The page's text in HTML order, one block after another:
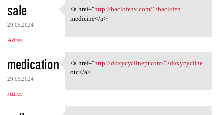
sale
29.05.2024
Adres
<a href="http://baclofenx.com
<a href="http://baclofenx.com/">baclofen
medicine</a>
medication
29.05.2024
Adres
<a href="http://doxycyclinepr
<a href="http://doxycyclinepr.com/">doxycycline
otc</a>